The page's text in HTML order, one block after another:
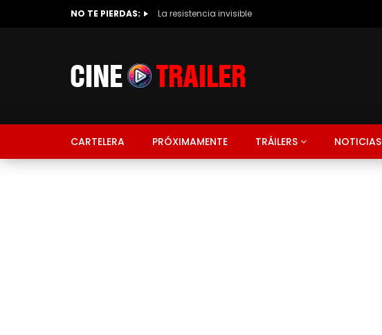
NO TE PIERDAS: La resistencia invisible
CARTELERA PRÓXIMAMENTE TRÁILERS NOTICIAS